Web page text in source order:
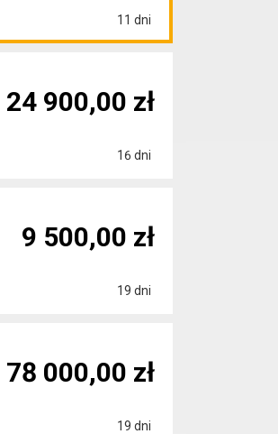
11 dni
16 dni
24 900,00 zł
19 dni
9 500,00 zł
19 dni
78 000,00 zł